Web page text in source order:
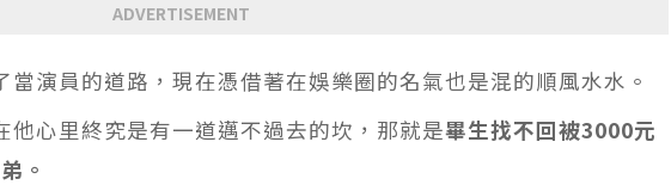
ADVERTISEMENT
演員的道路，現在憑借著在娛樂圈的名氣也是混的順風水水。
心里終究是有一道邁不過去的坎，那就是畢生找不回被3000元
。